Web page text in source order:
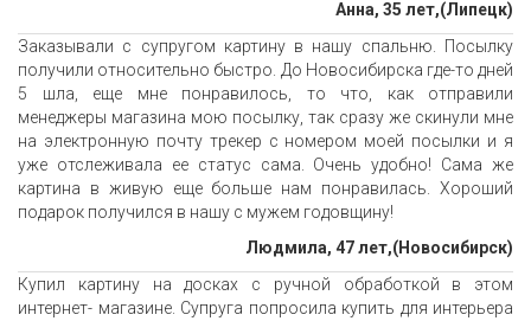
Анна, 35 лет,(Липецк)
Заказывали с супругом картину в нашу спальню. Посылку
получили относительно быстро. До Новосибирска где-то дней
5 шла, еще мне понравилось, то что, как отправили
менеджеры магазина мою посылку, так сразу же скинули мне
на электронную почту трекер с номером моей посылки и я
уже отслеживала ее статус сама. Очень удобно! Сама же
картина в живую еще больше нам понравилась. Хороший
подарок получился в нашу с мужем годовщину!
Людмила, 47 лет,(Новосибирск)
Купил картину на досках с ручной обработкой в этом
интернет- магазине. Супруга попросила купить для интерьера